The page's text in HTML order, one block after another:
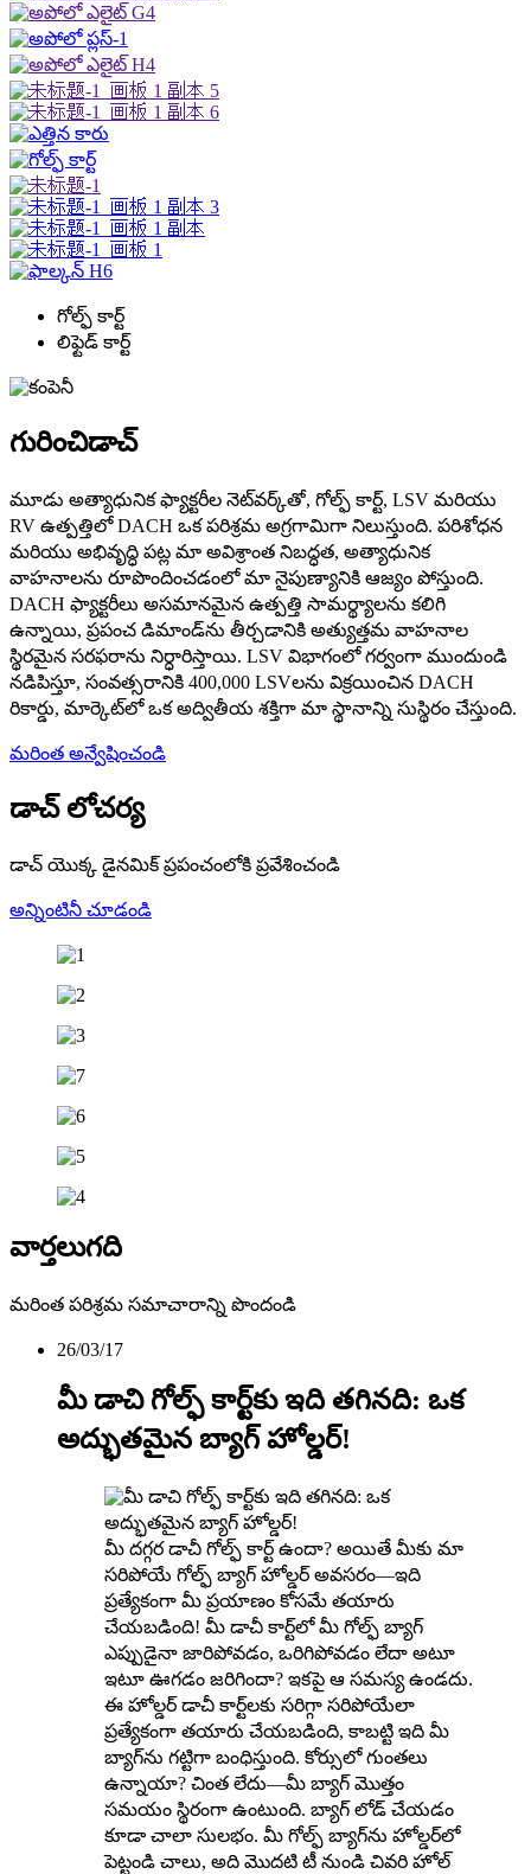
గోల్ఫ్ కార్ట్
లిఫ్టెడ్ కార్ట్
గురించిడాచ్
మూడు అత్యాధునిక ఫ్యాక్టరీల నెట్‌వర్క్‌తో, గోల్ఫ్ కార్ట్, LSV మరియు
RV ఉత్పత్తిలో DACH ఒక పరిశ్రమ అగ్రగామిగా నిలుస్తుంది. పరిశోధన
మరియు అభివృద్ధి పట్ల మా అవిశ్రాంత నిబద్ధత, అత్యాధునిక
వాహనాలను రూపొందించడంలో మా నైపుణ్యానికి ఆజ్యం పోస్తుంది.
DACH ఫ్యాక్టరీలు అసమానమైన ఉత్పత్తి సామర్థ్యాలను కలిగి
ఉన్నాయి, ప్రపంచ డిమాండ్‌ను తీర్చడానికి అత్యుత్తమ వాహనాల
స్థిరమైన సరఫరాను నిర్ధారిస్తాయి. LSV విభాగంలో గర్వంగా ముందుండి
నడిపిస్తూ, సంవత్సరానికి 400,000 LSVలను విక్రయించిన DACH
రికార్డు, మార్కెట్‌లో ఒక అద్వితీయ శక్తిగా మా స్థానాన్ని సుస్థిరం చేస్తుంది.
మరింత అన్వేషించండి
డాచ్ లోచర్య
డాచ్ యొక్క డైనమిక్ ప్రపంచంలోకి ప్రవేశించండి
అన్నింటినీ చూడండి
వార్తలుగది
మరింత పరిశ్రమ సమాచారాన్ని పొందండి
26/03/17
మీ డాచి గోల్ఫ్ కార్ట్‌కు ఇది తగినది: ఒక
అద్భుతమైన బ్యాగ్ హోల్డర్!
మీ దగ్గర డాచీ గోల్ఫ్ కార్ట్ ఉందా? అయితే మీకు మా
సరిపోయే గోల్ఫ్ బ్యాగ్ హోల్డర్ అవసరం—ఇది
ప్రత్యేకంగా మీ ప్రయాణం కోసమే తయారు
చేయబడింది! మీ డాచీ కార్ట్‌లో మీ గోల్ఫ్ బ్యాగ్
ఎప్పుడైనా జారిపోవడం, ఒరిగిపోవడం లేదా అటూ
ఇటూ ఊగడం జరిగిందా? ఇకపై ఆ సమస్య ఉండదు.
ఈ హోల్డర్ డాచీ కార్ట్‌లకు సరిగ్గా సరిపోయేలా
ప్రత్యేకంగా తయారు చేయబడింది, కాబట్టి ఇది మీ
బ్యాగ్‌ను గట్టిగా బంధిస్తుంది. కోర్సులో గుంతలు
ఉన్నాయా? చింత లేదు—మీ బ్యాగ్ మొత్తం
సమయం స్థిరంగా ఉంటుంది. బ్యాగ్ లోడ్ చేయడం
కూడా చాలా సులభం. మీ గోల్ఫ్ బ్యాగ్‌ను హోల్డర్‌లో
పెట్టండి చాలు, అది మొదటి టీ నుండి చివరి హోల్